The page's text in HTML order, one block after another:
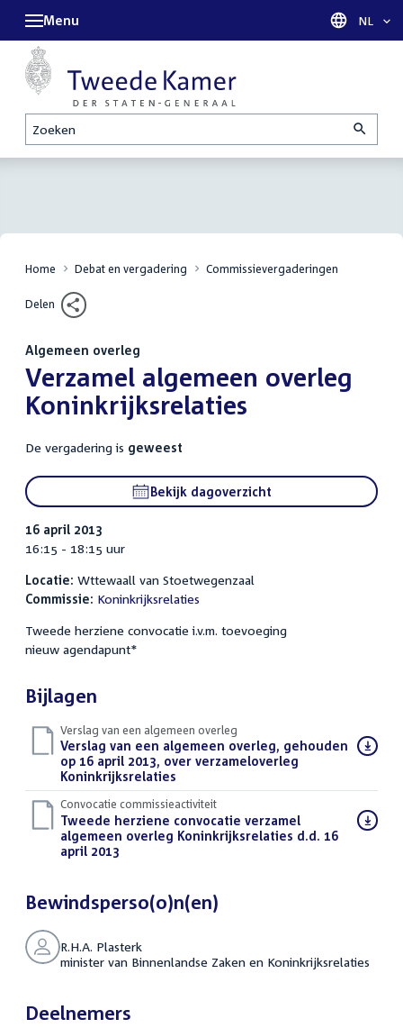
Zoeken
Menu Taal
NL
Home Debat en vergadering Commissievergaderingen
Delen
Algemeen overleg
:Verzamel algemeen overleg
Koninkrijksrelaties
De vergadering is geweest
Bekijk dagoverzicht
16 april 2013
16:15 - 18:15 uur
Locatie: Wttewaall van Stoetwegenzaal
Commissie: Koninkrijksrelaties
Tweede herziene convocatie i.v.m. toevoeging
nieuw agendapunt*
Bijlagen
Verslag van een algemeen overleg
Download
bestand:
Verslag van een algemeen overleg, gehouden
op 16 april 2013, over verzameloverleg
Koninkrijksrelaties
Convocatie commissieactiviteit
Download
bestand:
Tweede herziene convocatie verzamel
algemeen overleg Koninkrijksrelaties d.d. 16
april 2013
Bewindsperso(o)n(en)
R.H.A. Plasterk
minister van Binnenlandse Zaken en Koninkrijksrelaties
Deelnemers